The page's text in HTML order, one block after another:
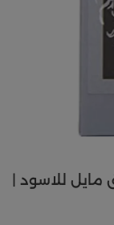
للاسود |